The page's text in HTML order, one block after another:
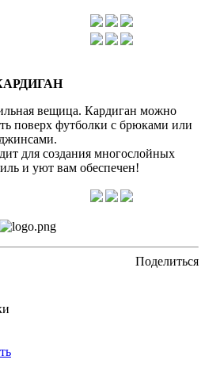
вещица. Кардиган можно
поверх футболки с брюками или
джинсами.
для создания многослойных
и уют вам обеспечен!
Поделиться